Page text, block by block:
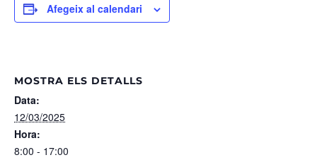
Afegeix al calendari
MOSTRA ELS DETALLS
Data:
12/03/2025
Hora:
8:00 - 17:00